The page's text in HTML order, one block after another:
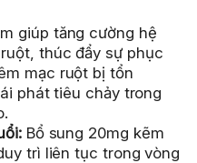
giúp tăng cường hệ
thúc đẩy sự phục
mạc ruột bị tổn
phát tiêu chảy trong
Bổ sung 20mg kẽm
trì liên tục trong vòng